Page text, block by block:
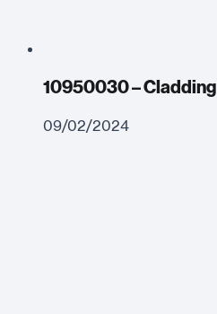
10950030 – Cladding
09/02/2024